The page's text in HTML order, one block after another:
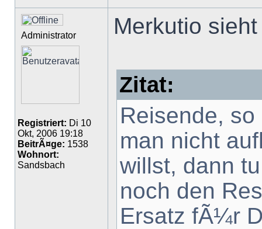
Administrator
Registriert: Di 10
Okt, 2006 19:18
BeitrÃ¤ge: 1538
Wohnort:
Sandsbach
Merkutio
Zitat:
Reisende,
man nicht
willst, dann
noch den
Ersatz fÃ¼r